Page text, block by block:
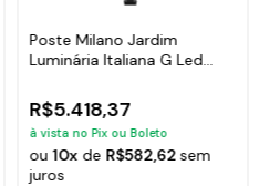
Poste Milano Jardim
Luminária Italiana G Led
R$5.418,37
à vista no Pix ou Boleto
ou10x de R$582,62sem
juros